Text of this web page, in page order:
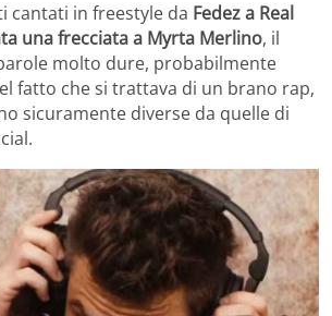
cantati in freestyle da Fedez a Real
una frecciata a Myrta Merlino, il
molto dure, probabilmente
fatto che si trattava di un brano rap,
sicuramente diverse da quelle di